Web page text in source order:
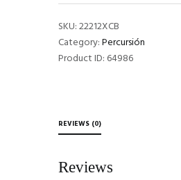
Brilliant
Finish
quantity
SKU:22212XCB
Category:Percursión
Product ID: 64986
REVIEWS (0)
Reviews